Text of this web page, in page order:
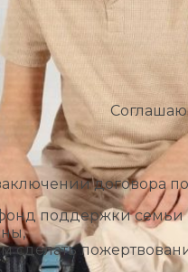
договора
поддержки
сделать